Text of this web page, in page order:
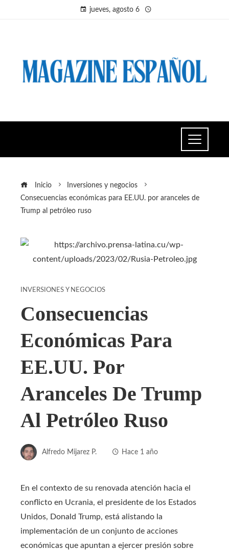
jueves, agosto 6
Inicio
Inversiones y negocios
Consecuencias económicas para EE.UU. por aranceles de
Trump al petróleo ruso
INVERSIONES Y NEGOCIOS
Consecuencias
Económicas Para
EE.UU. Por
Aranceles De Trump
Al Petróleo Ruso
Alfredo Mijarez P. Hace 1 año
En el contexto de su renovada atención hacia el
conflicto en Ucrania, el presidente de los Estados
Unidos, Donald Trump, está alistando la
implementación de un conjunto de acciones
económicas que apuntan a ejercer presión sobre